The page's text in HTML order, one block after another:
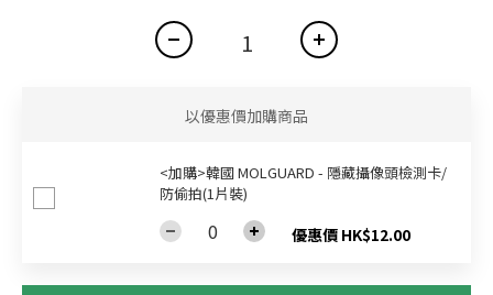
以優惠價加購商品
<加購>韓國 MOLGUARD - 隱藏攝像頭檢測卡/
防偷拍(1片裝)
優惠價 HK$12.00